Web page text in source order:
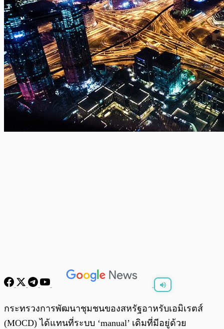
0:00/ 0:00
กระทรวงการพัฒนาชุมชนของสหรัฐอาหรับเอมิเรตส์
(MOCD) ได้แทนที่ระบบ ‘manual’ เดิมที่มีอยู่ด้วย